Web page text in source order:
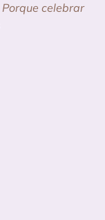
Porque celebrar